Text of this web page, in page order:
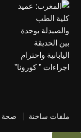
ملفات ساخنة صحة